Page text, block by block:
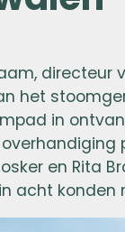
het
in
en Rita
acht konden